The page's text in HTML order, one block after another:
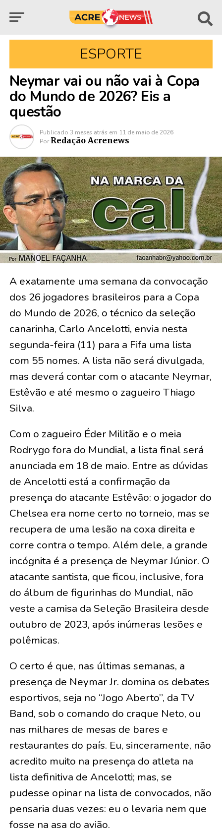
ESPORTE
Neymar vai ou não vai à Copa
do Mundo de 2026? Eis a
questão
Publicado 3 meses atrás em 11 de maio de 2026
Por Redação Acrenews
A exatamente uma semana da convocação
dos 26 jogadores brasileiros para a Copa
do Mundo de 2026, o técnico da seleção
canarinha, Carlo Ancelotti, envia nesta
segunda-feira (11) para a Fifa uma lista
com 55 nomes. A lista não será divulgada,
mas deverá contar com o atacante Neymar,
Estêvão e até mesmo o zagueiro Thiago
Silva.
Com o zagueiro Éder Militão e o meia
Rodrygo fora do Mundial, a lista final será
anunciada em 18 de maio. Entre as dúvidas
de Ancelotti está a confirmação da
presença do atacante Estêvão: o jogador do
Chelsea era nome certo no torneio, mas se
recupera de uma lesão na coxa direita e
corre contra o tempo. Além dele, a grande
incógnita é a presença de Neymar Júnior. O
atacante santista, que ficou, inclusive, fora
do álbum de figurinhas do Mundial, não
veste a camisa da Seleção Brasileira desde
outubro de 2023, após inúmeras lesões e
polêmicas.
O certo é que, nas últimas semanas, a
presença de Neymar Jr. domina os debates
esportivos, seja no “Jogo Aberto”, da TV
Band, sob o comando do craque Neto, ou
nas milhares de mesas de bares e
restaurantes do país. Eu, sinceramente, não
acredito muito na presença do atleta na
lista definitiva de Ancelotti; mas, se
pudesse opinar na lista de convocados, não
pensaria duas vezes: eu o levaria nem que
fosse na asa do avião.